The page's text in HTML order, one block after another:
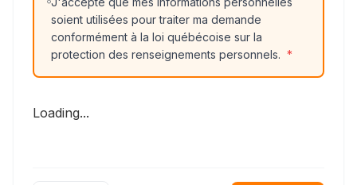
soient utilisées pour traiter ma demande
conformément à la loi québécoise sur la
protection des renseignements personnels. *
Loading...